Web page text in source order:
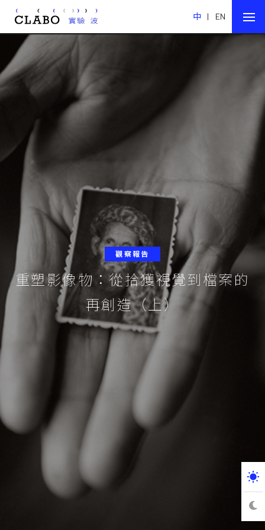
中 | EN
觀察報告
重塑影像物：從拾獲視覺到檔案的
再創造（上）